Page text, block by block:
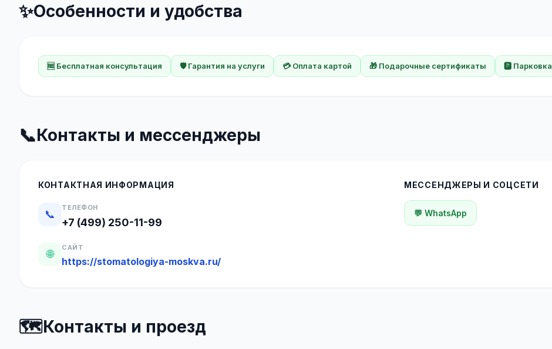
✨Особенности и удобства
🆓 Бесплатная консультация 🛡️ Гарантия на услуги 💳 Оплата картой 🎁 Подарочные сертификаты 🅿️ Парковка
📞Контакты и мессенджеры
КОНТАКТНАЯ ИНФОРМАЦИЯ
📞
ТЕЛЕФОН
+7 (499) 250-11-99
🌐
САЙТ
https://stomatologiya-moskva.ru/
МЕССЕНДЖЕРЫ И СОЦСЕТИ
💬 WhatsApp
🗺️Контакты и проезд